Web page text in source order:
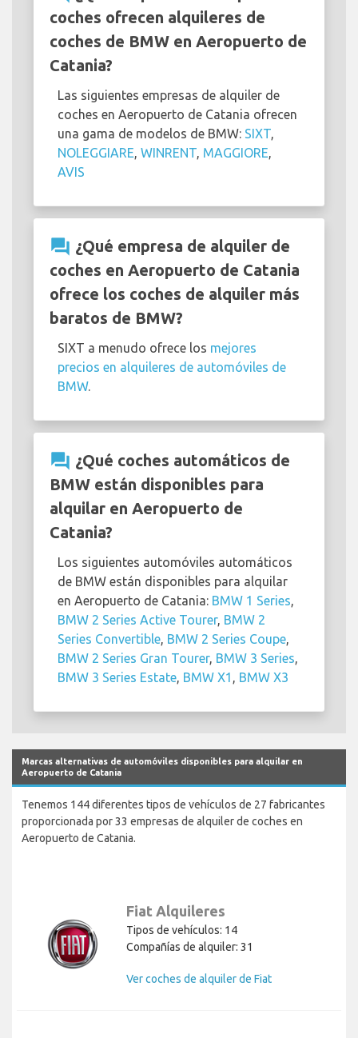
coches ofrecen alquileres de
coches de BMW en Aeropuerto de
Catania?
Las siguientes empresas de alquiler de
coches en Aeropuerto de Catania ofrecen
una gama de modelos de BMW: SIXT
NOLEGGIARE WINRENT MAGGIORE
AVIS
question_answer ¿Qué empresa de alquiler de
coches en Aeropuerto de Catania
ofrece los coches de alquiler más
baratos de BMW?
SIXT a menudo ofrece los mejores
precios en alquileres de automóviles de
BMW.
question_answer ¿Qué coches automáticos de
BMW están disponibles para
alquilar en Aeropuerto de
Catania?
Los siguientes automóviles automáticos
de BMW están disponibles para alquilar
en Aeropuerto de Catania: BMW 1 Series
BMW 2 Series Active Tourer, BMW 2
Series Convertible BMW 2 Series Coupe
BMW 2 Series Gran Tourer, BMW 3 Series
BMW 3 Series Estate BMW X1 BMW X3
Marcas alternativas de automóviles disponibles para alquilar en
Aeropuerto de Catania
Tenemos 144 diferentes tipos de vehículos de 27 fabricantes
proporcionada por 33 empresas de alquiler de coches en
Aeropuerto de Catania.
Fiat Alquileres
Tipos de vehículos: 14
Compañías de alquiler: 31
Ver coches de alquiler de Fiat